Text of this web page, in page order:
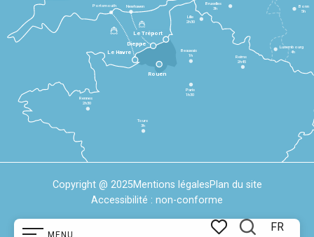
MENU
FR
Le Havre
Dieppe
Le Tréport
Rennes
2h30
Tours
3h
Paris
1h30
Beauvais
1h
Reims
2h45
Lille
2h30
Bruxelles
3h
Newhaven
Portsmouth
Bonn
5h
Luxembourg
4h
Rouen
Copyright @ 2025Mentions légalesPlan du site
Accessibilité : non-conforme